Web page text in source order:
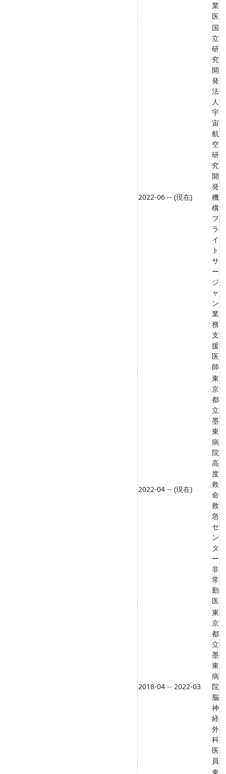
業
医
2022-06 -- (現在)
国
立
研
究
開
発
法
人
宇
宙
航
空
研
究
開
発
機
構
フ
ラ
イ
ト
サ
ー
ジ
ャ
ン
業
務
支
援
医
師
2022-04 -- (現在)
東
京
都
立
墨
東
病
院
高
度
救
命
救
急
セ
ン
タ
ー
非
常
勤
医
2018-04 -- 2022-03
東
京
都
立
墨
東
病
院
脳
神
経
外
科
医
員